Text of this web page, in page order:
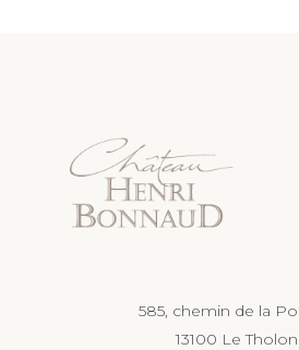
585, chemin de la
13100 Le